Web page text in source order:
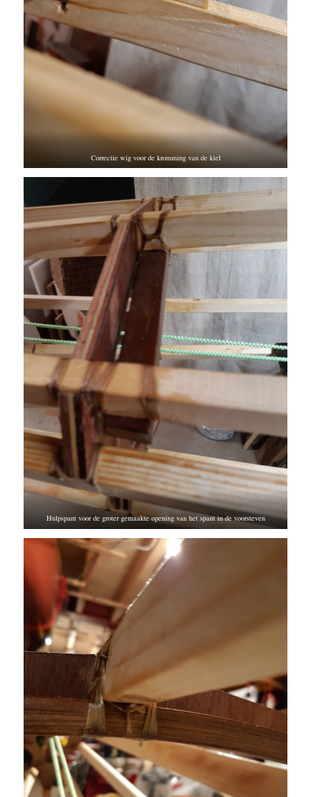
Correctie wig voor de kromming van de kiel
Hulpspant voor de groter gemaakte opening van het spant in de voorsteven